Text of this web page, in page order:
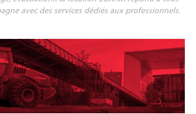
avec des services dédiés aux professionnels.